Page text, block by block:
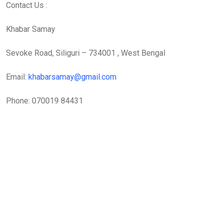
Contact Us :
Khabar Samay
Sevoke Road, Siliguri – 734001 , West Bengal
Email: khabarsamay@gmail.com
Phone: 070019 84431